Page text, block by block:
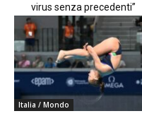
virus senza precedenti”
Italia / Mondo